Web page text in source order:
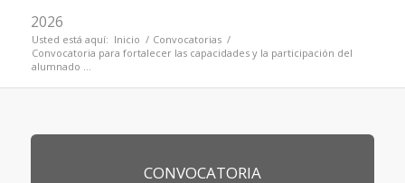
2026
Usted está aquí: Inicio / Convocatorias /
Convocatoria para fortalecer las capacidades y la participación del
alumnado ...
CONVOCATORIA